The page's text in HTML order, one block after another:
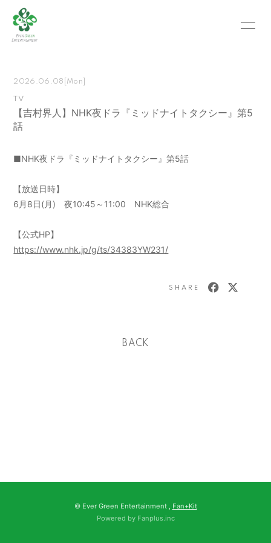
SCHEDULE
VIDEO PHOTO
ABOUT US
会員登録 ログイン
2026.06.08 [Mon]
TV
【吉村界人】NHK夜ドラ『ミッドナイトタクシー』第5
話
■NHK夜ドラ『ミッドナイトタクシー』第5話
【放送日時】
6月8日(月) 夜10:45～11:00 NHK総合
【公式HP】
https://www.nhk.jp/g/ts/34383YW231/
SHARE
BACK
© Ever Green Entertainment , Fan+Kit
Powered by Fanplus.inc